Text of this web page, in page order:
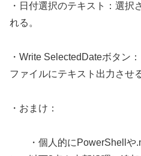
・日付選択のテキスト：選択
れる。
・Write SelectedDateボタン
ファイルにテキスト出力させる
・おまけ：
・個人的にPowerShellや